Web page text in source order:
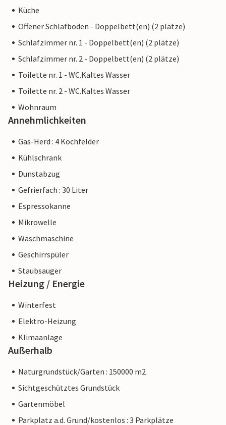
Küche
Offener Schlafboden - Doppelbett(en) (2 plätze)
Schlafzimmer nr. 1 - Doppelbett(en) (2 plätze)
Schlafzimmer nr. 2 - Doppelbett(en) (2 plätze)
Toilette nr. 1 - WC.Kaltes Wasser
Toilette nr. 2 - WC.Kaltes Wasser
Wohnraum
Annehmlichkeiten
Gas-Herd : 4 Kochfelder
Kühlschrank
Dunstabzug
Gefrierfach : 30 Liter
Espressokanne
Mikrowelle
Waschmaschine
Geschirrspüler
Staubsauger
Heizung / Energie
Winterfest
Elektro-Heizung
Klimaanlage
Außerhalb
Naturgrundstück/Garten : 150000 m2
Sichtgeschütztes Grundstück
Gartenmöbel
Parkplatz a.d. Grund/kostenlos : 3 Parkplätze